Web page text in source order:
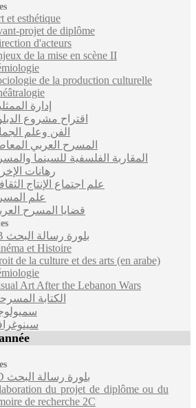
et esthétique
projet de diplôme
d'acteurs
de la mise en scène II
de la production culturelle
إدارة
اقتراح مشروع
الفن وعلم
المسرح العربي
المقاربة الفلسفية للسينما
رهانات
علم اجتماع الإنتاج
علم
قضايا المسرح
5B بلورة رسالة البحث
et Histoire
de la culture et des arts (en arabe)
Art After the Lebanon Wars
الكتابة
8D بلورة رسالة البحث
du projet de diplôme ou du
de recherche 2C